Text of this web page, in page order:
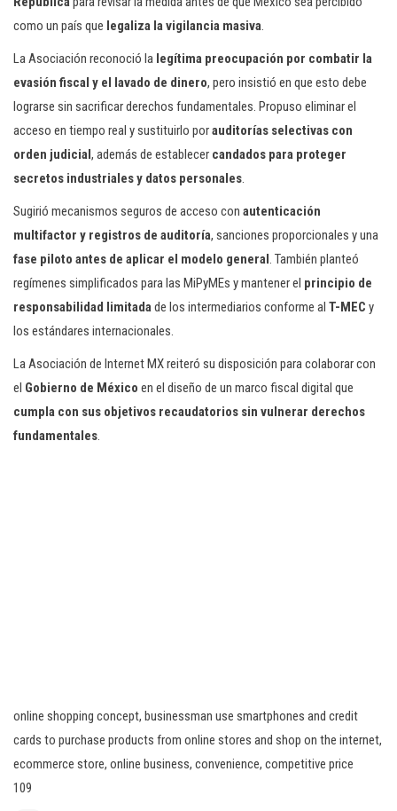
como un país que legaliza la vigilancia masiva.
La Asociación reconoció la legítima preocupación por combatir la
evasión fiscal y el lavado de dinero, pero insistió en que esto debe
lograrse sin sacrificar derechos fundamentales. Propuso eliminar el
acceso en tiempo real y sustituirlo porauditorías selectivas con
orden judicial, además de establecer candados para proteger
secretos industriales y datos personales.
Sugirió mecanismos seguros de acceso con autenticación
multifactor y registros de auditoría, sanciones proporcionales y una
fase piloto antes de aplicar el modelo general. También planteó
regímenes simplificados para las MiPyMEs y mantener el principio de
responsabilidad limitadade los intermediarios conforme al T-MEC y
los estándares internacionales.
La Asociación de Internet MX reiteró su disposición para colaborar con
el Gobierno de México en el diseño de un marco fiscal digital que
cumpla con sus objetivos recaudatorios sin vulnerar derechos
fundamentales.
online shopping concept, businessman use smartphones and credit
cards to purchase products from online stores and shop on the internet,
ecommerce store, online business, convenience, competitive price
109